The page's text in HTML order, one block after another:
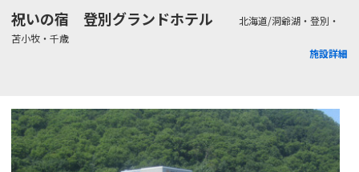
祝いの宿 登別グランドホテル
北海道/洞爺湖・登別・
苫小牧・千歳
施設詳細